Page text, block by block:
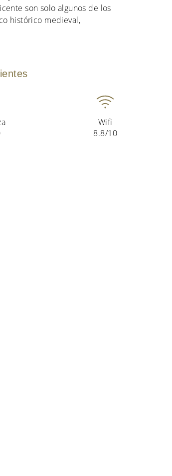
son solo algunos de los
histórico medieval,
Wifi
8.8/10